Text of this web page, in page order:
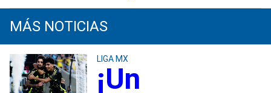
MÁS NOTICIAS
LIGA MX
¡Un